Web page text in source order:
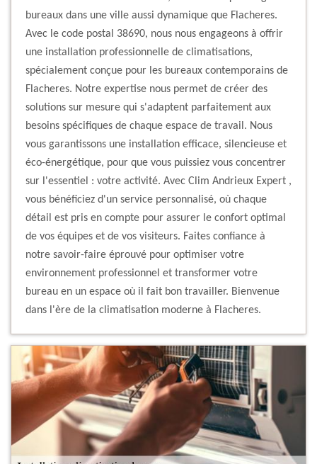
bureaux dans une ville aussi dynamique que Flacheres.
Avec le code postal 38690, nous nous engageons à offrir
une installation professionnelle de climatisations,
spécialement conçue pour les bureaux contemporains de
Flacheres. Notre expertise nous permet de créer des
solutions sur mesure qui s'adaptent parfaitement aux
besoins spécifiques de chaque espace de travail. Nous
vous garantissons une installation efficace, silencieuse et
éco-énergétique, pour que vous puissiez vous concentrer
sur l'essentiel : votre activité. Avec Clim Andrieux Expert ,
vous bénéficiez d'un service personnalisé, où chaque
détail est pris en compte pour assurer le confort optimal
de vos équipes et de vos visiteurs. Faites confiance à
notre savoir-faire éprouvé pour optimiser votre
environnement professionnel et transformer votre
bureau en un espace où il fait bon travailler. Bienvenue
dans l'ère de la climatisation moderne à Flacheres.